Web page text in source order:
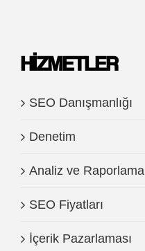
HIZMETLER
SEO Danışmanlığı
Denetim
Analiz ve Raporlama
SEO Fiyatları
İçerik Pazarlaması